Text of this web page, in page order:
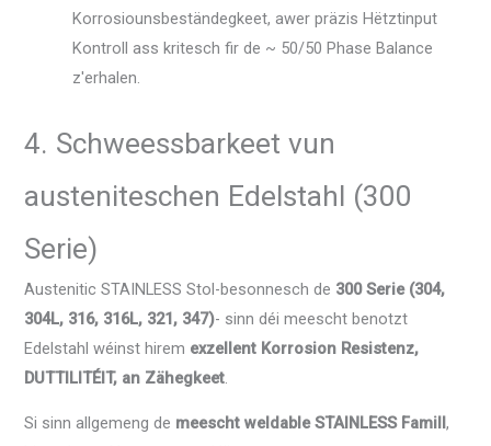
Korrosiounsbeständegkeet, awer präzis Hëtztinput
Kontroll ass kritesch fir de ~ 50/50 Phase Balance
z'erhalen.
4. Schweessbarkeet vun
austeniteschen Edelstahl (300
Serie)
Austenitic STAINLESS Stol-besonnesch de 300 Serie (304,
304L, 316, 316L, 321, 347)- sinn déi meescht benotzt
Edelstahl wéinst hirem exzellent Korrosion Resistenz,
DUTTILITÉIT, an Zähegkeet
Si sinn allgemeng de meescht weldable STAINLESS Famill,